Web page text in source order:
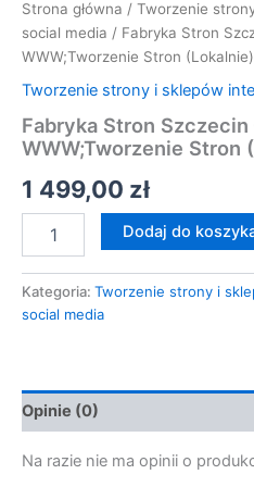
Strona główna / Tworzenie
social media / Fabryka Stron
WWW;Tworzenie Stron (Lokalnie)
Tworzenie strony i sklepów
Fabryka Stron
WWW;Tworzenie Stron
1 499,00 zł
Dodaj do
Kategoria: Tworzenie strony i
social media
Opinie (0)
Na razie nie ma opinii o